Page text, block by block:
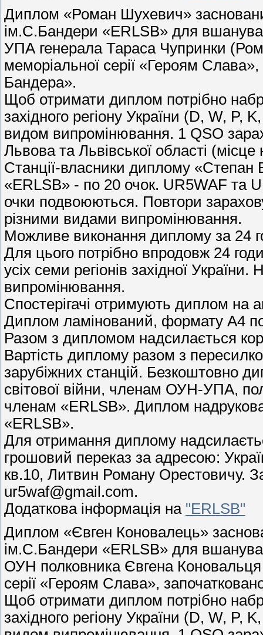
Диплом «Роман Шухевич»
ім.С.Бандери «ERLSB» для
УПА генерала Тараса Чупринки
меморіальної серії «Героям
Бандера».
Щоб отримати диплом потрібно
західного регіону України (D, W, P,
видом випромінювання. 1 QSO
Львова та Львівської області
Станції-власники диплому «Степан
«ERLSB» - по 20 очок. UR5WAF та
очки подвоюються. Повтори
різними видами випромінювання.
Можливе виконання диплому за 24
Для цього потрібно впродовж 24
усіх семи регіонів західної
випромінювання.
Спостерігачі отримують диплом на
Диплом ламінований, формату А4
Разом з дипломом надсилається
Вартість диплому разом з
зарубіжних станцій. Безкоштовно
світової війни, членам ОУН-УПА,
членам «ERLSB». Диплом
«ERLSB».
Для отримання диплому
грошовий переказ за адресою:
кв.10, Литвин Роману Орестовичу.
ur5waf@gmail.com.
Додаткова інформація на "ERLSB"
Диплом «Євген Коновалець»
ім.С.Бандери «ERLSB» для
ОУН полковника Євгена Коновальця
серії «Героям Слава»,
Щоб отримати диплом потрібно
західного регіону України (D, W, P,